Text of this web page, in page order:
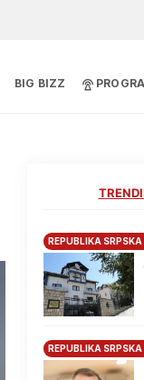
BIG BIZZ
REPUBLIKA SRPSKA
REPUBLIKA SRPSKA